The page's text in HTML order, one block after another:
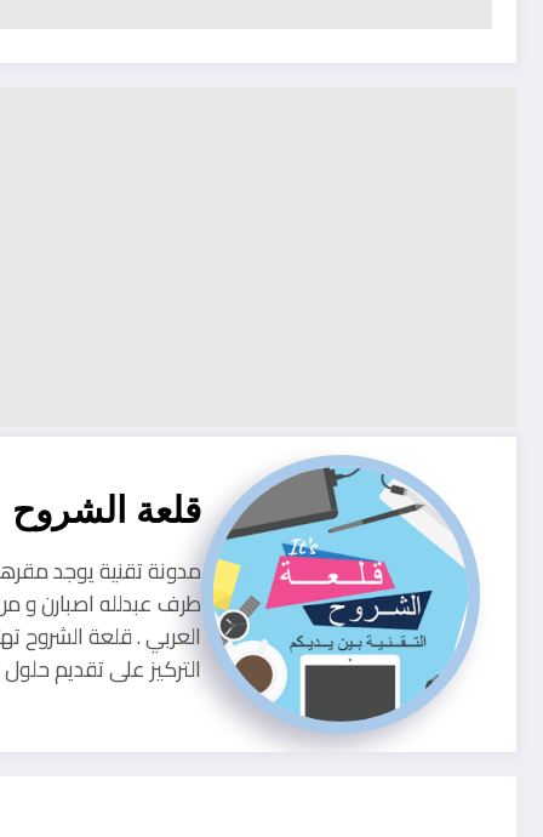
قلعة الشروح
طرف عبدلله اصبارن و
العربي . قلعة الشروح
التركيز على تقديم